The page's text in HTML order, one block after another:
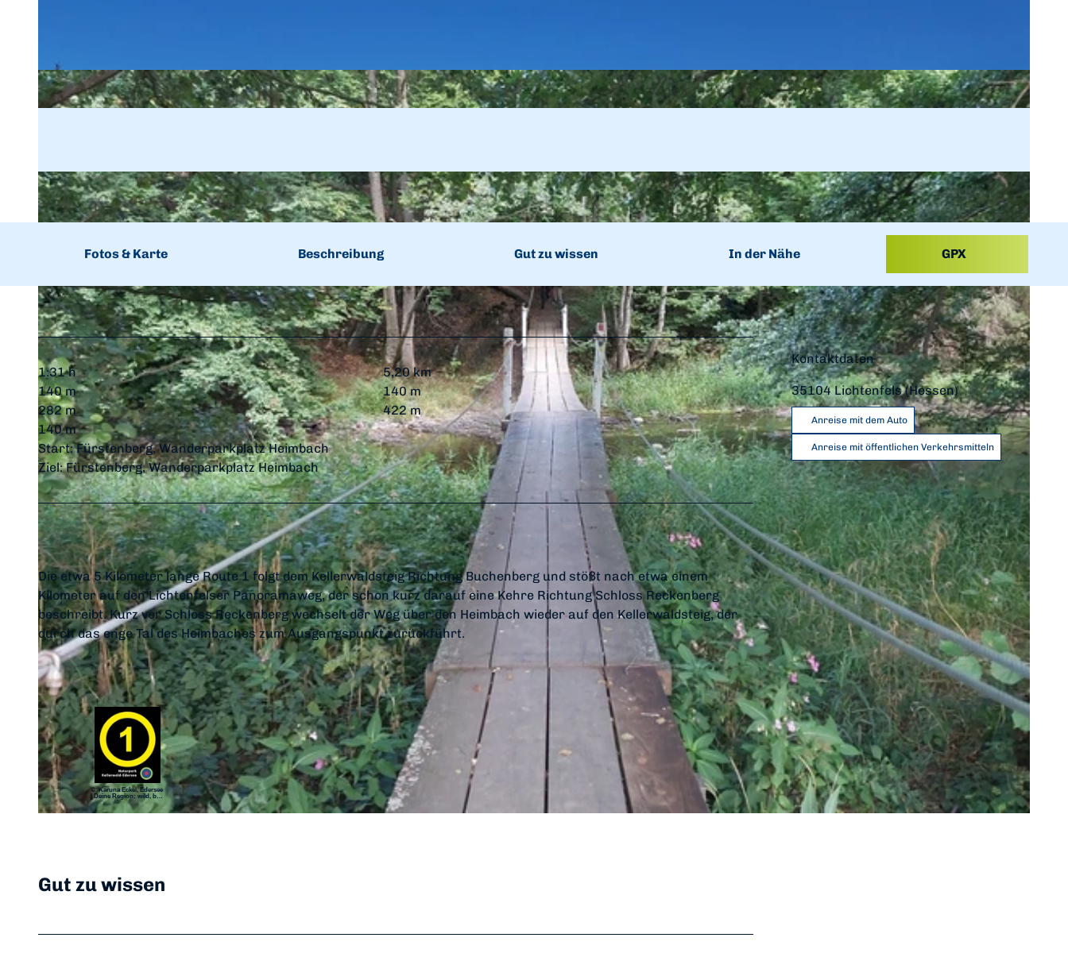
© Karuna Eckel, Edersee | Deine Region: wild, bunt, gesund.
Fotos & Karte Beschreibung Gut zu wissen In der Nähe GPX
1:31 h
5,20 km
140 m
140 m
282 m
422 m
140 m
Start: Fürstenberg, Wanderparkplatz Heimbach
Ziel: Fürstenberg, Wanderparkplatz Heimbach
Die etwa 5 Kilometer lange Route 1 folgt dem Kellerwaldsteig Richtung Buchenberg und stößt nach etwa einem
Kilometer auf den Lichtenfelser Panoramaweg, der schon kurz darauf eine Kehre Richtung Schloss Reckenberg
beschreibt. Kurz vor Schloss Reckenberg wechselt der Weg über den Heimbach wieder auf den Kellerwaldsteig, der
durch das enge Tal des Heimbaches zum Ausgangspunkt zurückführt.
© Karuna Eckel, Edersee
| Deine Region: wild, bun
t, gesund.
Gut zu wissen
Kontaktdaten
35104Lichtenfels (Hessen)
Anreise mit dem Auto
Anreise mit öffentlichen Verkehrsmitteln